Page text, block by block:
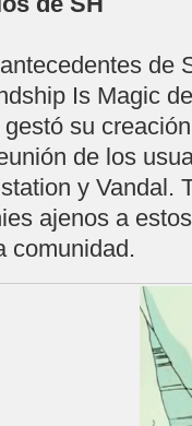
de
Is Magic
gestó su
de los
y Vandal.
ajenos a
comunidad.